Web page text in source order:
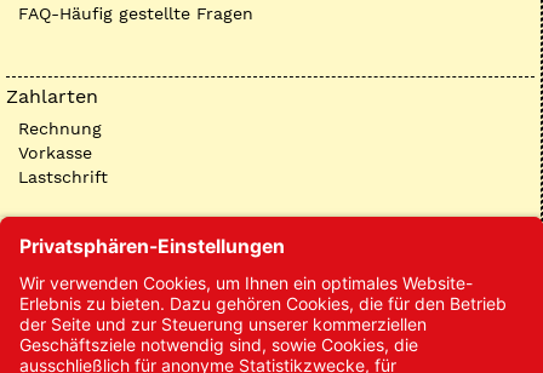
FAQ-Häufig gestellte Fragen
Zahlarten
Rechnung
Vorkasse
Lastschrift
Kontakt
Kontakt/Anfrage
Neukundenanmeldung